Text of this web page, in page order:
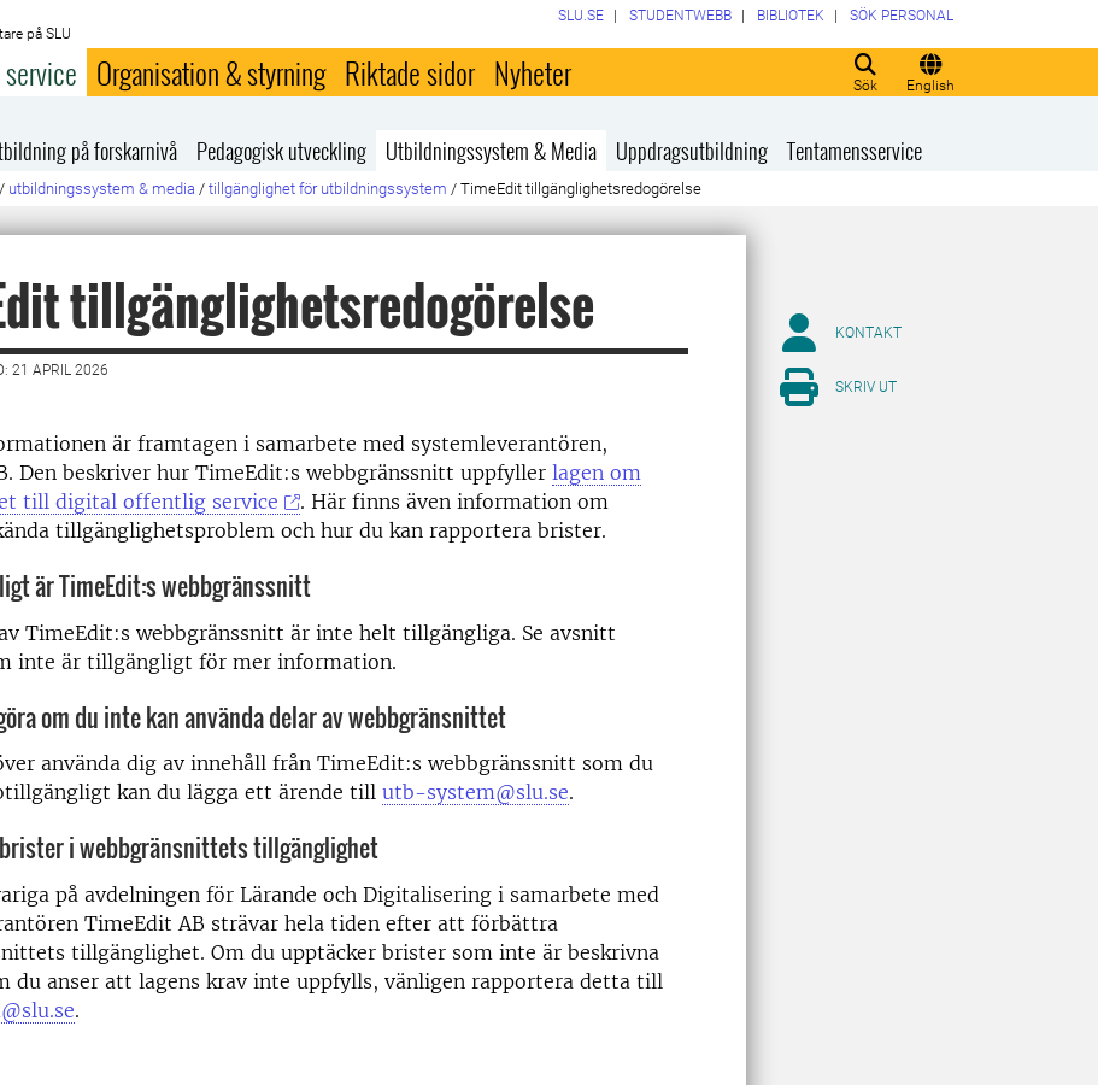
på SLU
Sök English
SLU.SE STUDENTWEBB BIBLIOTEK SÖK PERSONAL
Organisation & styrning Riktade sidor Nyheter
på forskarnivå Pedagogisk utveckling Utbildningssystem & Media Uppdragsutbildning Tentamensservice
/ utbildningssystem & media / tillgänglighet för utbildningssystem / TimeEdit tillgänglighetsredogörelse
tillgänglighetsredogörelse
21 APRIL 2026
är framtagen i samarbete med systemleverantören,
Den beskriver hur TimeEdit:s webbgränssnitt uppfyller lagen om
till digital offentlig service
. Här finns även information om
tillgänglighetsproblem och hur du kan rapportera brister.
är TimeEdit:s webbgränssnitt
TimeEdit:s webbgränssnitt är inte helt tillgängliga. Se avsnitt
inte är tillgängligt för mer information.
om du inte kan använda delar av webbgränsnittet
använda dig av innehåll från TimeEdit:s webbgränssnitt som du
kan du lägga ett ärende till utb-system@slu.se.
i webbgränsnittets tillgänglighet
på avdelningen för Lärande och Digitalisering i samarbete med
TimeEdit AB strävar hela tiden efter att förbättra
tillgänglighet. Om du upptäcker brister som inte är beskrivna
du anser att lagens krav inte uppfylls, vänligen rapportera detta till
.
KONTAKT
SKRIV UT